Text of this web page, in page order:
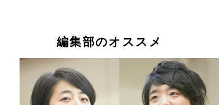
編集部のオススメ